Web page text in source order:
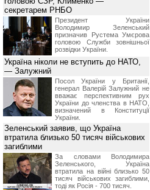
секретарем РНБО
Президент України
Володимир Зеленський
призначив Pустема Умєрова
головою Служби зовнішньої
розвідки України.
Україна ніколи не вступить до НАТО,
— Залужний
Посол України у Британії,
генерал Валерій Залужний не
вважає перспективним рух
України до членства в НАТО,
визначений в Конституції
України.
Зеленський заявив, що Україна
втратила близько 50 тисяч військових
загиблими
За словами Володимира
Зеленського, Україна
втратила на війні близько 50
тисяч військових загиблими,
тоді як Росія - 700 тисяч.